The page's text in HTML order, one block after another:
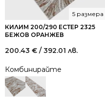
КИЛИМ 200/290 ЕСТЕР 2325
БЕЖОВ ОРАНЖЕВ
5 размера
200.43 € / 392.01 лв.
Комбинирайте